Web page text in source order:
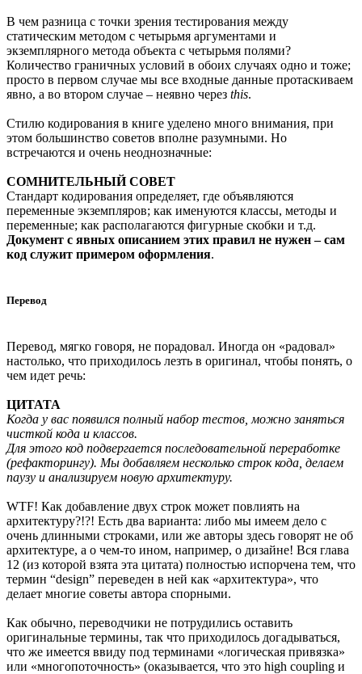
В чем разница с точки зрения тестирования между
статическим методом с четырьмя аргументами и
экземплярного метода объекта с четырьмя полями?
Количество граничных условий в обоих случаях одно и тоже;
просто в первом случае мы все входные данные протаскиваем
явно, а во втором случае – неявно через this.
Стилю кодирования в книге уделено много внимания, при
этом большинство советов вполне разумными. Но
встречаются и очень неоднозначные:
СОМНИТЕЛЬНЫЙ СОВЕТ
Стандарт кодирования определяет, где объявляются
переменные экземпляров; как именуются классы, методы и
переменные; как располагаются фигурные скобки и т.д.
Документ с явных описанием этих правил не нужен – сам
код служит примером оформления.
Перевод
Перевод, мягко говоря, не порадовал. Иногда он «радовал»
настолько, что приходилось лезть в оригинал, чтобы понять, о
чем идет речь:
ЦИТАТА
Когда у вас появился полный набор тестов, можно заняться
чисткой кода и классов.
Для этого код подвергается последовательной переработке
(рефакторингу). Мы добавляем несколько строк кода, делаем
паузу и анализируем новую архитектуру.
WTF! Как добавление двух строк может повлиять на
архитектуру?!?! Есть два варианта: либо мы имеем дело с
очень длинными строками, или же авторы здесь говорят не об
архитектуре, а о чем-то ином, например, о дизайне! Вся глава
12 (из которой взята эта цитата) полностью испорчена тем, что
термин “design” переведен в ней как «архитектура», что
делает многие советы автора спорными.
Как обычно, переводчики не потрудились оставить
оригинальные термины, так что приходилось догадываться,
что же имеется ввиду под терминами «логическая привязка»
или «многопоточность» (оказывается, что это high coupling и